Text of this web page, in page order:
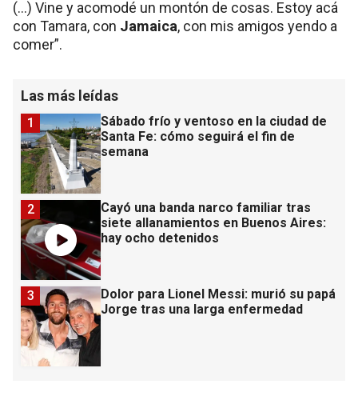
(...) Vine y acomodé un montón de cosas. Estoy acá
con Tamara, con Jamaica, con mis amigos yendo a
comer”.
Las más leídas
Sábado frío y ventoso en la ciudad de
Santa Fe: cómo seguirá el fin de
semana
1
Cayó una banda narco familiar tras
siete allanamientos en Buenos Aires:
hay ocho detenidos
2
Dolor para Lionel Messi: murió su papá
Jorge tras una larga enfermedad
3